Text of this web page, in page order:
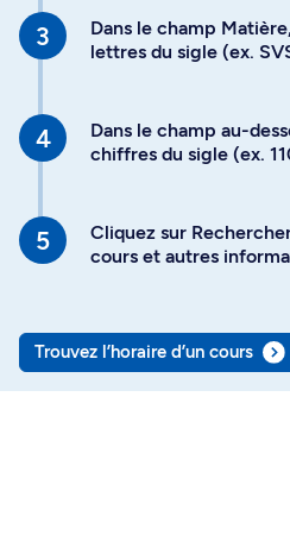
Dans le champ
lettres du sigle (ex.
Dans le champ au-
chiffres du sigle (ex.
Cliquez sur
cours et autres
Trouvez l’horaire d’un cours